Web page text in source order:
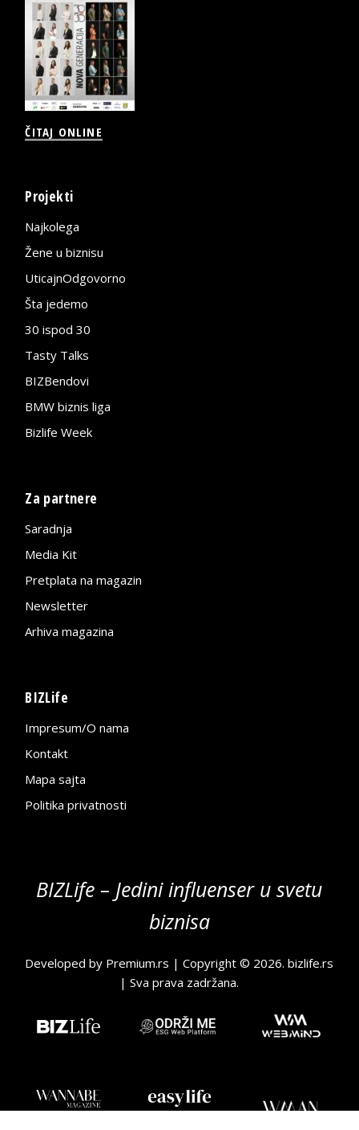
ČITAJ ONLINE
Projekti
Najkolega
Žene u biznisu
UticajnOdgovorno
Šta jedemo
30 ispod 30
Tasty Talks
BIZBendovi
BMW biznis liga
Bizlife Week
Za partnere
Saradnja
Media Kit
Pretplata na magazin
Newsletter
Arhiva magazina
BIZLife
Impresum/O nama
Kontakt
Mapa sajta
Politika privatnosti
BIZLife – Jedini influenser u svetu
biznisa
Developed by Premium.rs | Copyright © 2026.bizlife.rs
| Sva prava zadržana.